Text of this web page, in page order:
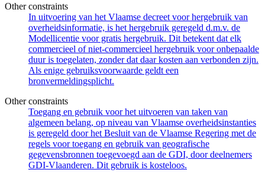
Other constraints
In uitvoering van het Vlaamse decreet voor hergebruik van
overheidsinformatie, is het hergebruik geregeld d.m.v. de
Modellicentie voor gratis hergebruik. Dit betekent dat elk
commercieel of niet-commercieel hergebruik voor onbepaalde
duur is toegelaten, zonder dat daar kosten aan verbonden zijn.
Als enige gebruiksvoorwaarde geldt een
bronvermeldingsplicht.
Other constraints
Toegang en gebruik voor het uitvoeren van taken van
algemeen belang, op niveau van Vlaamse overheidsinstanties
is geregeld door het Besluit van de Vlaamse Regering met de
regels voor toegang en gebruik van geografische
gegevensbronnen toegevoegd aan de GDI, door deelnemers
GDI-Vlaanderen. Dit gebruik is kosteloos.